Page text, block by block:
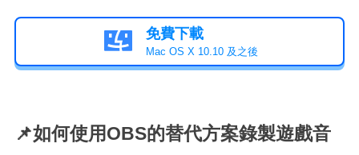
 免費下載
Mac OS X 10.10 及之後
📌如何使用OBS的替代方案錄製遊戲音